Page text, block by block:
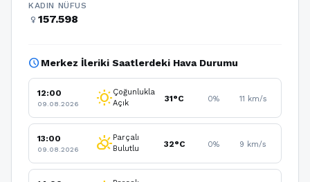
KADIN NÜFUS
female 157.598
scheduleMerkez İleriki Saatlerdeki Hava Durumu
12:00
09.08.2026 wb_sunnyÇoğunlukla
Açık
31°C 0% 11 km/s
13:00
09.08.2026 partly_cloudy_dayParçalı
Bulutlu
32°C 0% 9 km/s